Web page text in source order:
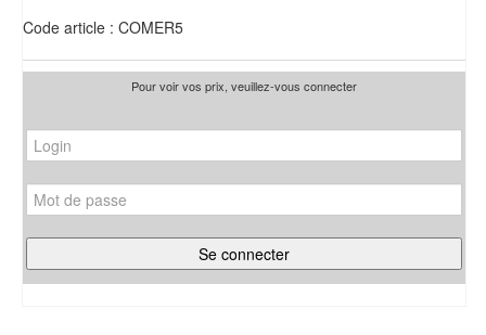
Code article : COMER5
Pour voir vos prix, veuillez-vous connecter